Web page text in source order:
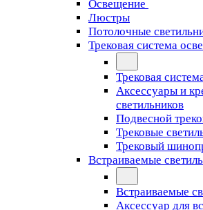
Освещение
Люстры
Потолочные
Трековая система
Трековая
Аксессуары и
светильников
Подвесной
Трековые
Трековый
Встраиваемые
Встраиваемые
Аксессуар для